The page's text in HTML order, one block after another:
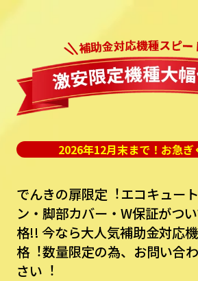
2026年12月末まで！お急ぎ
でんきの扉限定︕エコキュー
ン・脚部カバー・W保証がつ
格!! 今なら⼤⼈気補助⾦対応
格︕数量限定の為、お問い合
さい︕